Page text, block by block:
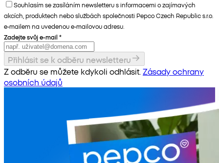
Souhlasím se zasíláním newsletteru s informacemi o zajímavých
akcích, produktech nebo službách společnosti Pepco Czech Republic s.r.o.
e-mailem na uvedenou e-mailovou adresu.
Zadejte svůj e-mail *
Přihlásit se k odběru newsletteru
Z odběru se můžete kdykoli odhlásit. Zásady ochrany
osobních údajů